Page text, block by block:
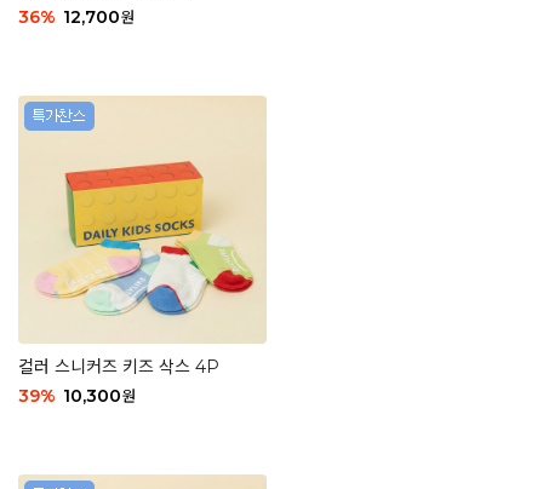
36% 12,700원
컬러 스니커즈 키즈 삭스 4P
39% 10,300원